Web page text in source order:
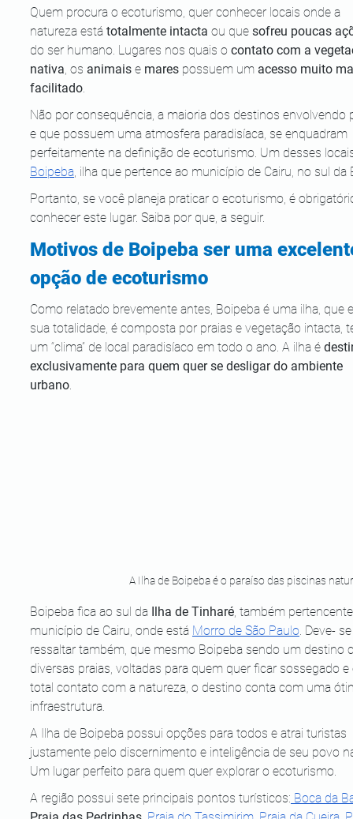
Quem procura o ecoturismo, quer conhecer locais onde a
natureza está totalmente intacta ou que sofreu poucas
do ser humano. Lugares nos quais o contato com a
nativa, os animais e mares possuem um acesso muito
facilitado.
Não por consequência, a maioria dos destinos envolvendo
e que possuem uma atmosfera paradisíaca, se enquadram
perfeitamente na definição de ecoturismo. Um desses
Boipeba, ilha que pertence ao município de Cairu, no sul da
Portanto, se você planeja praticar o ecoturismo, é
conhecer este lugar. Saiba por que, a seguir.
Motivos de Boipeba ser uma
opção de ecoturismo
Como relatado brevemente antes, Boipeba é uma ilha, que
sua totalidade, é composta por praias e vegetação intacta,
um “clima” de local paradisíaco em todo o ano. A ilha é
exclusivamente para quem quer se desligar do ambiente
urbano.
A Ilha de Boipeba é o paraíso das piscinas
Boipeba fica ao sul da Ilha de Tinharé , também
município de Cairu, onde está Morro de São Paulo . Deve-
ressaltar também, que mesmo Boipeba sendo um destino
diversas praias, voltadas para quem quer ficar sossegado
total contato com a natureza, o destino conta com uma
infraestrutura.
A Ilha de Boipeba possui opções para todos e atrai turistas
justamente pelo discernimento e inteligência de seu povo
Um lugar perfeito para quem quer explorar o ecoturismo.
A região possui sete principais pontos turísticos: Boca da